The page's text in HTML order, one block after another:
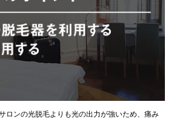
ロンの光脱毛よりも光の出力が強いため、痛み